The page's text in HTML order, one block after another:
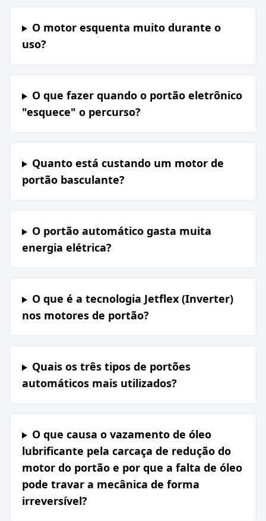
O motor esquenta muito durante o
uso?
O que fazer quando o portão eletrônico
"esquece" o percurso?
Quanto está custando um motor de
portão basculante?
O portão automático gasta muita
energia elétrica?
O que é a tecnologia Jetflex (Inverter)
nos motores de portão?
Quais os três tipos de portões
automáticos mais utilizados?
O que causa o vazamento de óleo
lubrificante pela carcaça de redução do
motor do portão e por que a falta de óleo
pode travar a mecânica de forma
irreversível?